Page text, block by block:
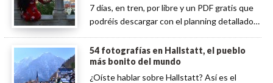
7 días, en tren, por libre y un PDF gratis que
podréis descargar con el planning detallado
54 fotografías en Hallstatt, el pueblo
más bonito del mundo
¿Oíste hablar sobre Hallstatt? Así es el